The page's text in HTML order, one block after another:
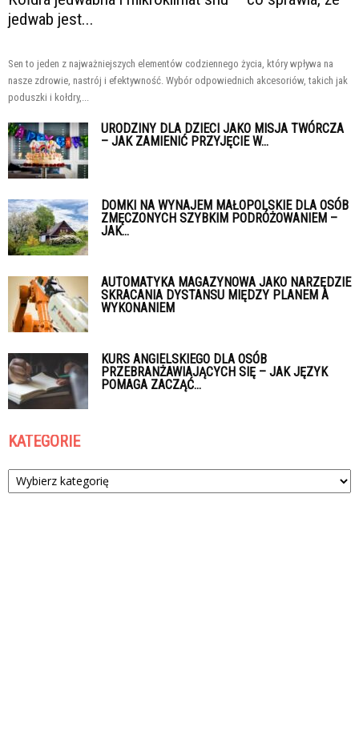
jedwab jest...
Sen to jeden z najważniejszych elementów codziennego życia, który wpływa na
nasze zdrowie, nastrój i efektywność. Wybór odpowiednich akcesoriów, takich jak
poduszki i kołdry,...
URODZINY DLA DZIECI JAKO MISJA TWÓRCZA
– JAK ZAMIENIĆ PRZYJĘCIE W...
DOMKI NA WYNAJEM MAŁOPOLSKIE DLA OSÓB
ZMĘCZONYCH SZYBKIM PODRÓŻOWANIEM –
JAK...
AUTOMATYKA MAGAZYNOWA JAKO NARZĘDZIE
SKRACANIA DYSTANSU MIĘDZY PLANEM A
WYKONANIEM
KURS ANGIELSKIEGO DLA OSÓB
PRZEBRANŻAWIAJĄCYCH SIĘ – JAK JĘZYK
POMAGA ZACZĄĆ...
KATEGORIE
Kategorie